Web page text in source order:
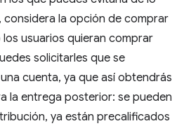
considera la opción de comprar
usuarios quieran comprar
solicitarles que se
cuenta, ya que así obtendrás
la entrega posterior: se pueden
ya están precalificados